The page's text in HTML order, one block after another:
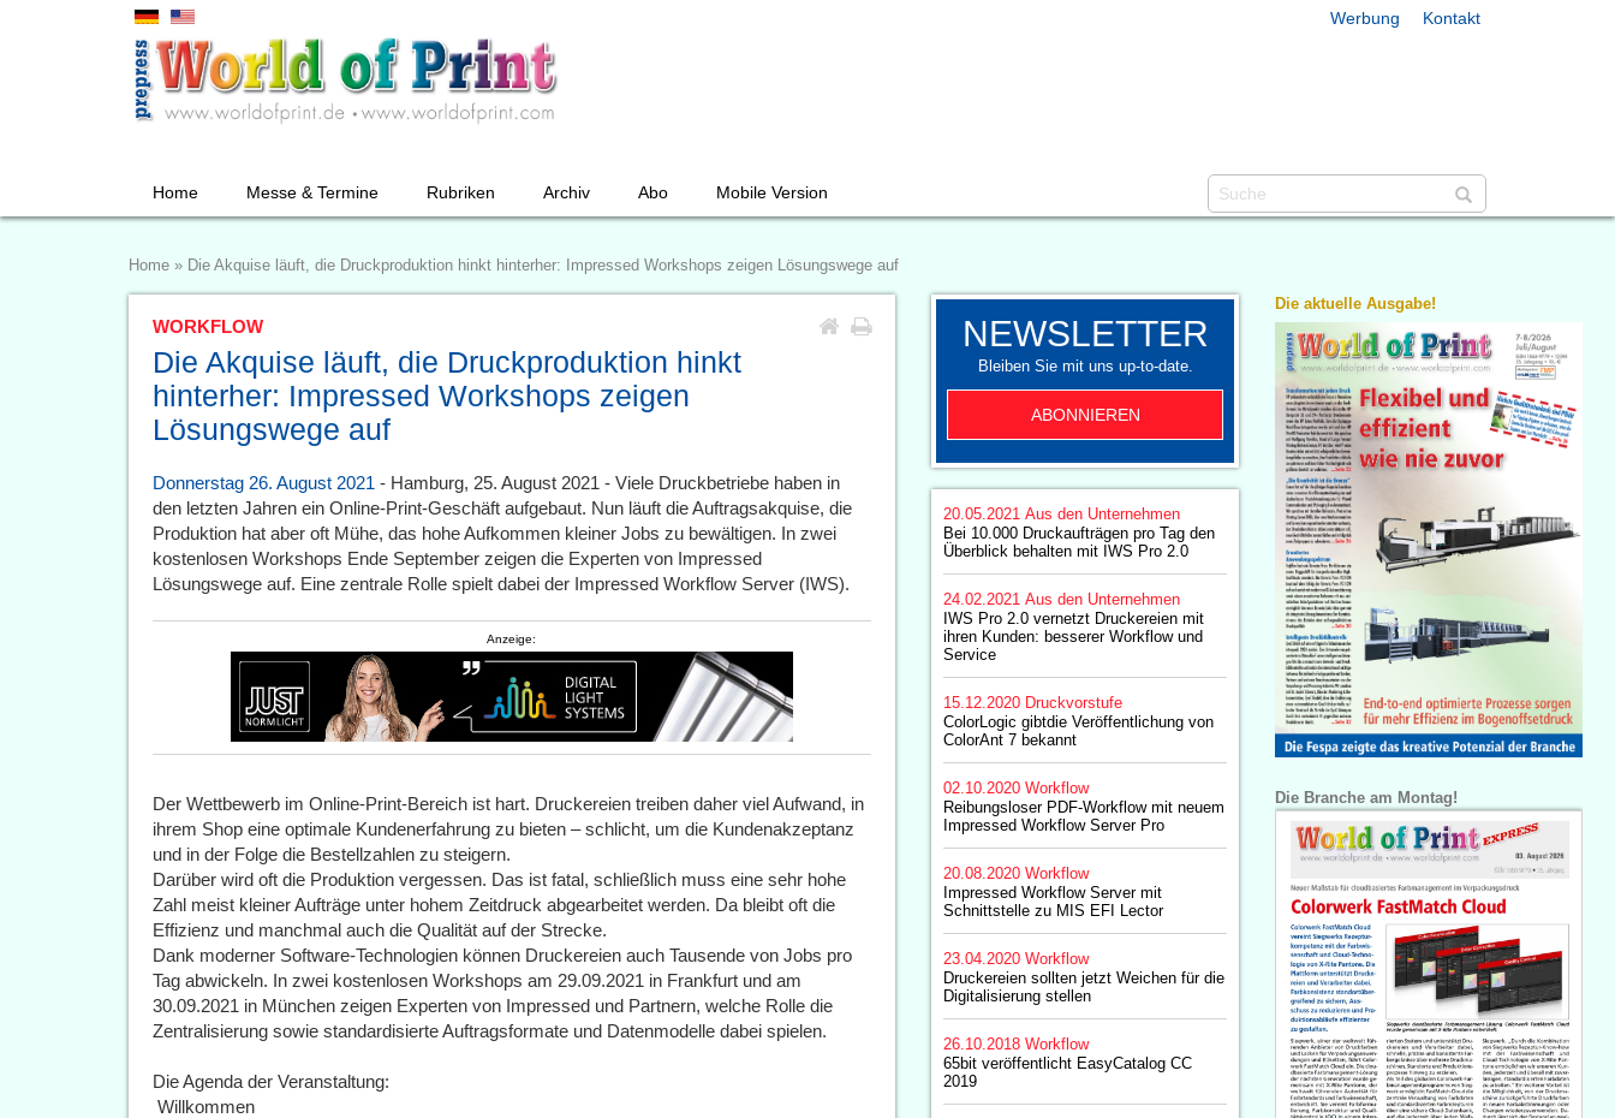
Werbung Kontakt
Home Messe & Termine Rubriken Archiv Abo Mobile Version
Home » Die Akquise läuft, die Druckproduktion hinkt hinterher: Impressed Workshops zeigen Lösungswege auf
WORKFLOW
Die Akquise läuft, die Druckproduktion hinkt
hinterher: Impressed Workshops zeigen
Lösungswege auf
Donnerstag 26. August 2021 - Hamburg, 25. August 2021 - Viele Druckbetriebe haben in
den letzten Jahren ein Online-Print-Geschäft aufgebaut. Nun läuft die Auftragsakquise, die
Produktion hat aber oft Mühe, das hohe Aufkommen kleiner Jobs zu bewältigen. In zwei
kostenlosen Workshops Ende September zeigen die Experten von Impressed
Lösungswege auf. Eine zentrale Rolle spielt dabei der Impressed Workflow Server (IWS).
Anzeige:
Der Wettbewerb im Online-Print-Bereich ist hart. Druckereien treiben daher viel Aufwand, in
ihrem Shop eine optimale Kundenerfahrung zu bieten – schlicht, um die Kundenakzeptanz
und in der Folge die Bestellzahlen zu steigern.
Darüber wird oft die Produktion vergessen. Das ist fatal, schließlich muss eine sehr hohe
Zahl meist kleiner Aufträge unter hohem Zeitdruck abgearbeitet werden. Da bleibt oft die
Effizienz und manchmal auch die Qualität auf der Strecke.
Dank moderner Software-Technologien können Druckereien auch Tausende von Jobs pro
Tag abwickeln. In zwei kostenlosen Workshops am 29.09.2021 in Frankfurt und am
30.09.2021 in München zeigen Experten von Impressed und Partnern, welche Rolle die
Zentralisierung sowie standardisierte Auftragsformate und Datenmodelle dabei spielen.
Die Agenda der Veranstaltung:
 Willkommen
NEWSLETTER
Bleiben Sie mit uns up-to-date.
ABONNIEREN
20.05.2021 Aus den Unternehmen
Bei 10.000 Druckaufträgen pro Tag den
Überblick behalten mit IWS Pro 2.0
24.02.2021 Aus den Unternehmen
IWS Pro 2.0 vernetzt Druckereien mit
ihren Kunden: besserer Workflow und
Service
15.12.2020 Druckvorstufe
ColorLogic gibtdie Veröffentlichung von
ColorAnt 7 bekannt
02.10.2020 Workflow
Reibungsloser PDF-Workflow mit neuem
Impressed Workflow Server Pro
20.08.2020 Workflow
Impressed Workflow Server mit
Schnittstelle zu MIS EFI Lector
23.04.2020 Workflow
Druckereien sollten jetzt Weichen für die
Digitalisierung stellen
26.10.2018 Workflow
65bit veröffentlicht EasyCatalog CC
2019
Die aktuelle Ausgabe!
Die Branche am Montag!